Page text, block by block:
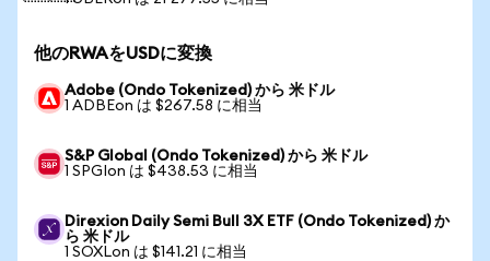
他のRWAをUSDに変換
Adobe (Ondo Tokenized) から 米ドル
1 ADBEon は $267.58 に相当
S&P Global (Ondo Tokenized) から 米ドル
1 SPGIon は $438.53 に相当
Direxion Daily Semi Bull 3X ETF (Ondo Tokenized) か
ら 米ドル
1 SOXLon は $141.21 に相当